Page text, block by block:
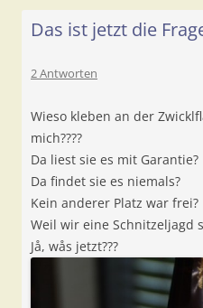
Das ist jetzt die
2 Antworten
Wieso kleben an der
mich????
Da liest sie es mit Garantie?
Da findet sie es niemals?
Kein anderer Platz war frei?
Weil wir eine Schnitzeljagd
Jå, wås jetzt???